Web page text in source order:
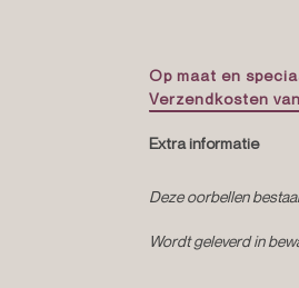
Op maat en
Verzendkosten
Extra informatie
Deze oorbellen
Wordt geleverd in